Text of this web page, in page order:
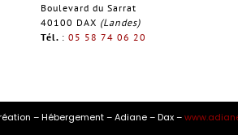
Boulevard du Sarrat
40100 DAX (Landes)
Tél. : 05 58 74 06 20
– Hébergement – Adiane – Dax –